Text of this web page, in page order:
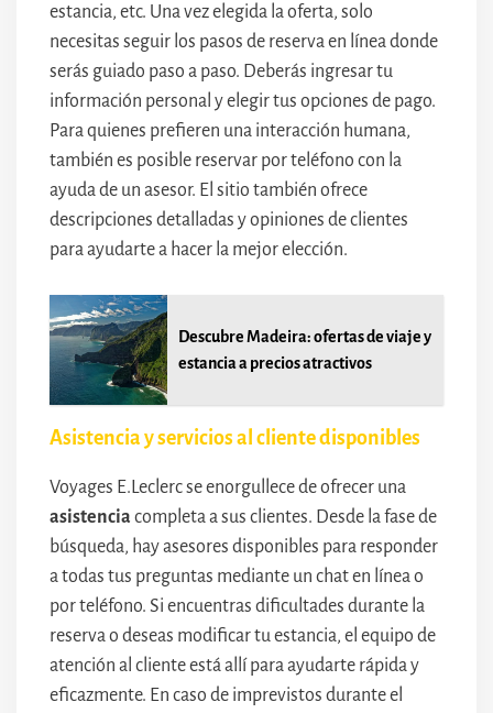
estancia, etc. Una vez elegida la oferta, solo
necesitas seguir los pasos de reserva en línea donde
serás guiado paso a paso. Deberás ingresar tu
información personal y elegir tus opciones de pago.
Para quienes prefieren una interacción humana,
también es posible reservar por teléfono con la
ayuda de un asesor. El sitio también ofrece
descripciones detalladas y opiniones de clientes
para ayudarte a hacer la mejor elección.
Descubre Madeira: ofertas de viaje y
estancia a precios atractivos
Asistencia y servicios al cliente disponibles
Voyages E.Leclerc se enorgullece de ofrecer una
asistencia completa a sus clientes. Desde la fase de
búsqueda, hay asesores disponibles para responder
a todas tus preguntas mediante un chat en línea o
por teléfono. Si encuentras dificultades durante la
reserva o deseas modificar tu estancia, el equipo de
atención al cliente está allí para ayudarte rápida y
eficazmente. En caso de imprevistos durante el